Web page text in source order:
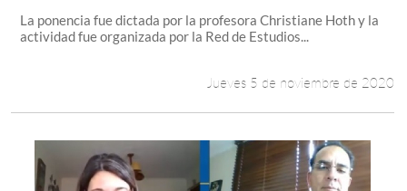
La ponencia fue dictada por la profesora Christiane Hoth y la
actividad fue organizada por la Red de Estudios...
Jueves 5 de noviembre de 2020